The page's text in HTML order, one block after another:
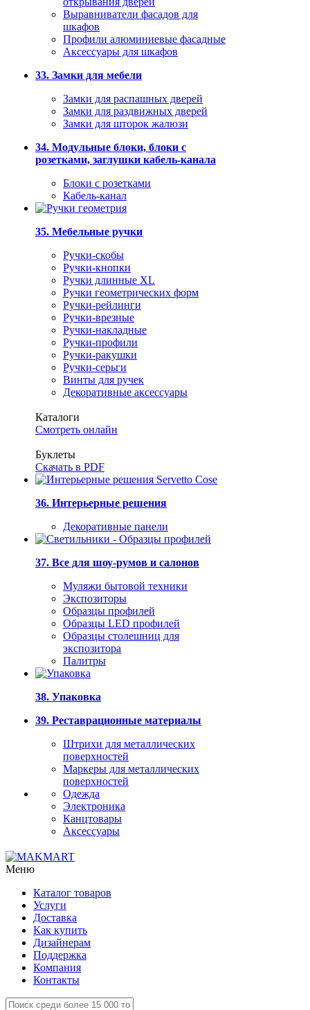
Выравниватели фасадов для
шкафов
Профили алюминиевые фасадные
Аксессуары для шкафов
33. Замки для мебели
Замки для распашных дверей
Замки для раздвижных дверей
Замки для шторок жалюзи
34. Модульные блоки, блоки с
розетками, заглушки кабель-канала
Блоки с розетками
Кабель-канал
35. Мебельные ручки
Ручки-скобы
Ручки-кнопки
Ручки длинные XL
Ручки геометрических форм
Ручки-рейлинги
Ручки-врезные
Ручки-накладные
Ручки-профили
Ручки-ракушки
Ручки-серьги
Винты для ручек
Декоративные аксессуары
Каталоги
Смотреть онлайн
Буклеты
Скачать в PDF
36. Интерьерные решения
Декоративные панели
37. Все для шоу-румов и салонов
Муляжи бытовой техники
Экспозиторы
Образцы профилей
Образцы LED профилей
Образцы столешниц для
экспозитора
Палитры
38. Упаковка
39. Реставрационные материалы
Штрихи для металлических
поверхностей
Маркеры для металлических
поверхностей
Одежда
Электроника
Канцтовары
Аксессуары
Меню
Каталог товаров
Услуги
Доставка
Как купить
Дизайнерам
Поддержка
Компания
Контакты